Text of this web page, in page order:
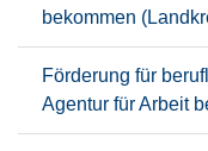
bekommen
Förderung für
Agentur für Arbeit